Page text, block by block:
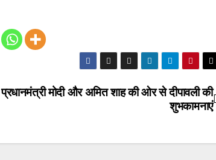
प्रधानमंत्री मोदी और अमित शाह की ओर से दीपावली की
शुभकामनाएं